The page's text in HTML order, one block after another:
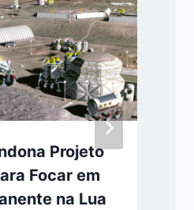
Projeto
Focar em
na Lua